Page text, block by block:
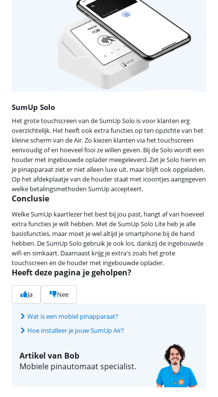
SumUp Solo
Het grote touchscreen van de SumUp Solo is voor klanten erg
overzichtelijk. Het heeft ook extra functies op ten opzichte van het
kleine scherm van de Air. Zo kiezen klanten via het touchscreen
eenvoudig of en hoeveel fooi ze willen geven. Bij de Solo wordt een
houder met ingebouwde oplader meegeleverd. Zet je Solo hierin en
je pinapparaat ziet er niet alleen luxe uit, maar blijft ook opgeladen.
Op het afdekplaatje van de houder staat met icoontjes aangegeven
welke betalingsmethoden SumUp accepteert.
Conclusie
Welke SumUp kaartlezer het best bij jou past, hangt af van hoeveel
extra functies je wilt hebben. Met de SumUp Solo Lite heb je alle
basisfuncties, maar moet je wel altijd je smartphone bij de hand
hebben. De SumUp Solo gebruik je ook los, dankzij de ingebouwde
wifi en simkaart. Daarnaast krijg je extra's zoals het grote
touchscreen en de houder met ingebouwde oplader.
Heeft deze pagina je geholpen?
Ja Nee
Wat is een mobiel pinapparaat?
Hoe installeer je jouw SumUp Air?
Artikel van Bob
Mobiele pinautomaat specialist.